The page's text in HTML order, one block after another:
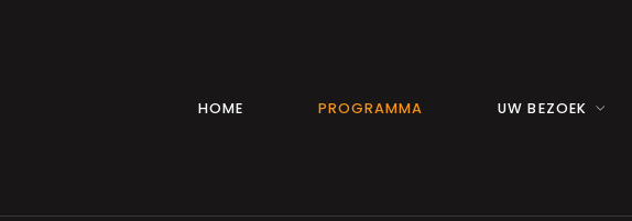
HOME PROGRAMMA UW BEZOEK